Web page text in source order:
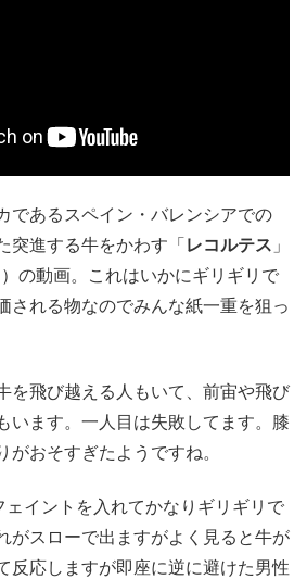
であるスペイン・バレンシアでの
突進する牛をかわす「 レコルテス 」
の動画。これはいかにギリギリで
される物なのでみんな紙一重を狙っ
を飛び越える人もいて、前宙や飛び
います。一人目は失敗してます。膝
がおそすぎたようですね。
イントを入れてかなりギリギリで
がスローで出ますがよく見ると牛が
反応しますが即座に逆に避けた男性